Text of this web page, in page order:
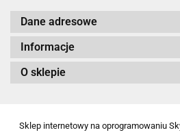
Dane adresowe
Informacje
O sklepie
Sklep internetowy na oprogramowaniu